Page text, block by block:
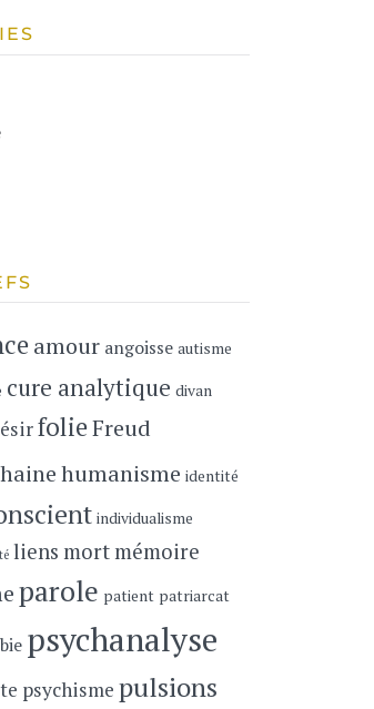
amour angoisse autisme
cure analytique divan
folieFreud
hainehumanisme identité
individualisme
liens mortmémoire
parole patient patriarcat
psychanalyse
psychisme pulsions